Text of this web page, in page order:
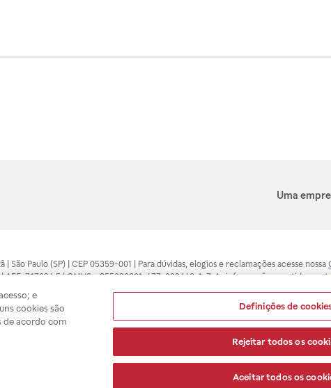
Uma
São Paulo (SP) | CEP 05359-001 | Para dúvidas, elogios e reclamações acesse nossa
7.17094.5 | CMVS - 355030801-477-002443-1-7. As informações contidas
Somente o médico está apto a diagnosticar qualquer problema de saúde e
apenas para compras feitas pela internet. Maiores esclarecimentos, consultar o
com tranquilidade. A privacidade e a segurança dos clientes são compromissos da
e
cookies são
de acordo com
Definições de
Rejeitar todos os
Aceitar todos os